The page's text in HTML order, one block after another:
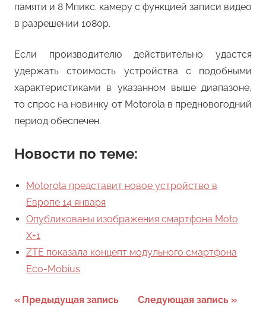
памяти и 8 Мпикс. камеру с функцией записи видео
в разрешении 1080p.
Если производителю действительно удастся
удержать стоимость устройства с подобными
характеристиками в указанном выше диапазоне,
то спрос на новинку от Motorola в предновогодний
период обеспечен.
Новости по теме:
Motorola представит новое устройство в
Европе 14 января
Опубликованы изображения смартфона Moto
X+1
ZTE показала концепт модульного смартфона
Eco-Mobius
Навигация
Предыдущая запись Следующая запись